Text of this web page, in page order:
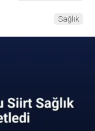
Sağlık